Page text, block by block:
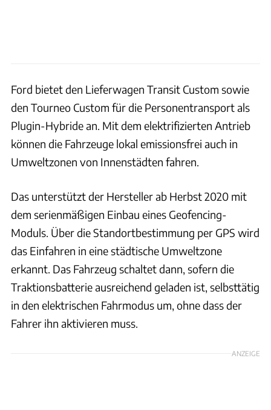
Ford bietet den Lieferwagen Transit Custom sowie
den Tourneo Custom für die Personentransport als
Plugin-Hybride an. Mit dem elektrifizierten Antrieb
können die Fahrzeuge lokal emissionsfrei auch in
Umweltzonen von Innenstädten fahren.
Das unterstützt der Hersteller ab Herbst 2020 mit
dem serienmäßigen Einbau eines Geofencing-
Moduls. Über die Standortbestimmung per GPS wird
das Einfahren in eine städtische Umweltzone
erkannt. Das Fahrzeug schaltet dann, sofern die
Traktionsbatterie ausreichend geladen ist, selbsttätig
in den elektrischen Fahrmodus um, ohne dass der
Fahrer ihn aktivieren muss.
ANZEIGE